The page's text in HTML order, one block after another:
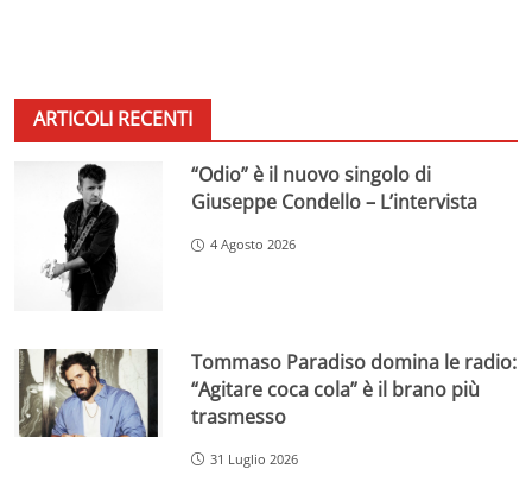
ARTICOLI RECENTI
“Odio” è il nuovo singolo di
Giuseppe Condello – L’intervista
4 Agosto 2026
Tommaso Paradiso domina le radio:
“Agitare coca cola” è il brano più
trasmesso
31 Luglio 2026